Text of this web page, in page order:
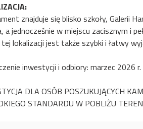
znajduje się blisko szkoły, Galerii
a jednocześnie w miejscu zacisznym i
lokalizacji jest także szybki i łatwy
inwestycji i odbiory: marzec 2026 r.
DLA OSÓB POSZUKUJĄCYCH
STANDARDU W POBLIŻU